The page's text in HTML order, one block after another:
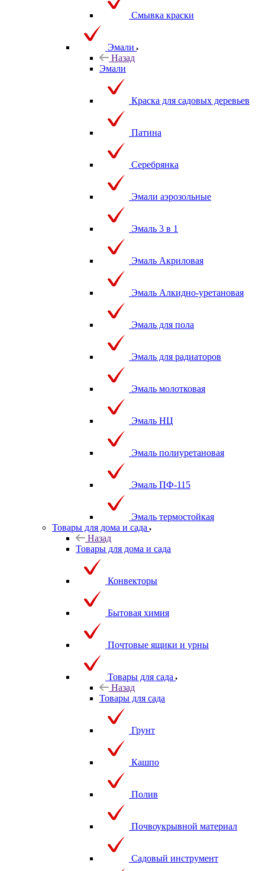
Смывка краски
Эмали
Назад
Эмали
Краска для садовых деревьев
Патина
Серебрянка
Эмали аэрозольные
Эмаль 3 в 1
Эмаль Акриловая
Эмаль Алкидно-уретановая
Эмаль для пола
Эмаль для радиаторов
Эмаль молотковая
Эмаль НЦ
Эмаль полиуретановая
Эмаль ПФ-115
Эмаль термостойкая
Товары для дома и сада
Назад
Товары для дома и сада
Конвекторы
Бытовая химия
Почтовые ящики и урны
Товары для сада
Назад
Товары для сада
Грунт
Кашпо
Полив
Почвоукрывной материал
Садовый инструмент